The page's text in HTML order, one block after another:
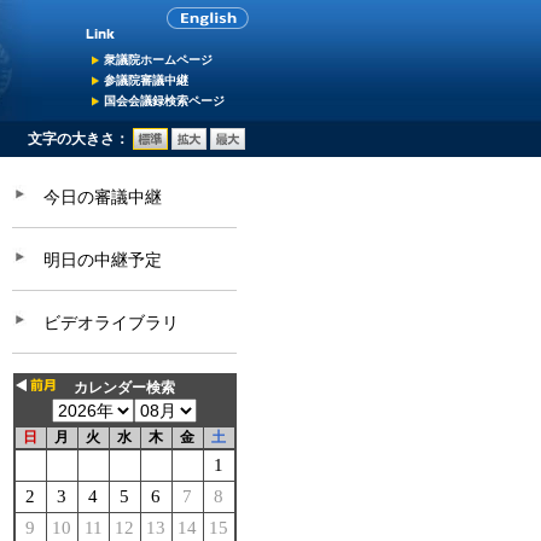
衆議院ホームページ
参議院審議中継
国会会議録検索ページ
文字の大きさ：
今日の審議中継
明日の中継予定
ビデオライブラリ
カレンダー検索
日 月 火 水 木 金 土
1
2
3 4 5 6 7
8
9
10 11 12 13 14
15